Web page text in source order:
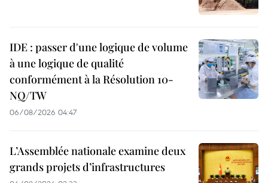
IDE : passer d'une logique de volume
à une logique de qualité
conformément à la Résolution 10-
NQ/TW
06/08/2026 04:47
L’Assemblée nationale examine deux
grands projets d’infrastructures